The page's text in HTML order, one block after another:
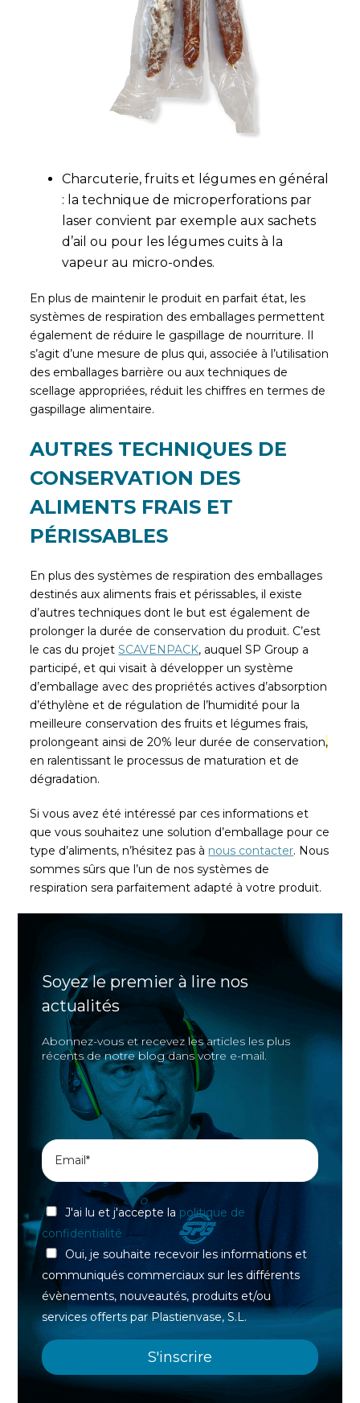
Charcuterie, fruits et légumes en général
: la technique de microperforations par
laser convient par exemple aux sachets
d’ail ou pour les légumes cuits à la
vapeur au micro-ondes.
En plus de maintenir le produit en parfait état, les
systèmes de respiration des emballages permettent
également de réduire le gaspillage de nourriture. Il
s’agit d’une mesure de plus qui, associée à l’utilisation
des emballages barrière ou aux techniques de
scellage appropriées, réduit les chiffres en termes de
gaspillage alimentaire.
AUTRES TECHNIQUES DE
CONSERVATION DES
ALIMENTS FRAIS ET
PÉRISSABLES
En plus des systèmes de respiration des emballages
destinés aux aliments frais et périssables, il existe
d’autres techniques dont le but est également de
prolonger la durée de conservation du produit. C’est
le cas du projetSCAVENPACK, auquel SP Group a
participé, et qui visait à développer un système
d’emballage avec des propriétés actives d’absorption
d’éthylène et de régulation de l’humidité pour la
meilleure conservation des fruits et légumes frais,
prolongeant ainsi de 20% leur durée de conservation,
en ralentissant le processus de maturation et de
dégradation.
Si vous avez été intéressé par ces informations et
que vous souhaitez une solution d’emballage pour ce
type d’aliments, n’hésitez pas à nous contacter. Nous
sommes sûrs que l’un de nos systèmes de
respiration sera parfaitement adapté à votre produit.
Soyez le premier à lire nos
actualités
Abonnez-vous et recevez les articles les plus
récents de notre blog dans votre e-mail.
J'ai lu et j'accepte la politique de
confidentialité
Oui, je souhaite recevoir les informations et
communiqués commerciaux sur les différents
évènements, nouveautés, produits et/ou
services offerts par Plastienvase, S.L.